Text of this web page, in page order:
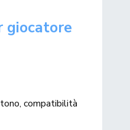
giocatore
compatibilità